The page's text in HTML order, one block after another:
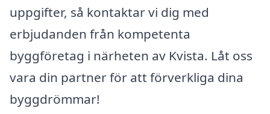
uppgifter, så kontaktar vi dig med
erbjudanden från kompetenta
byggföretag i närheten av Kvista. Låt oss
vara din partner för att förverkliga dina
byggdrömmar!